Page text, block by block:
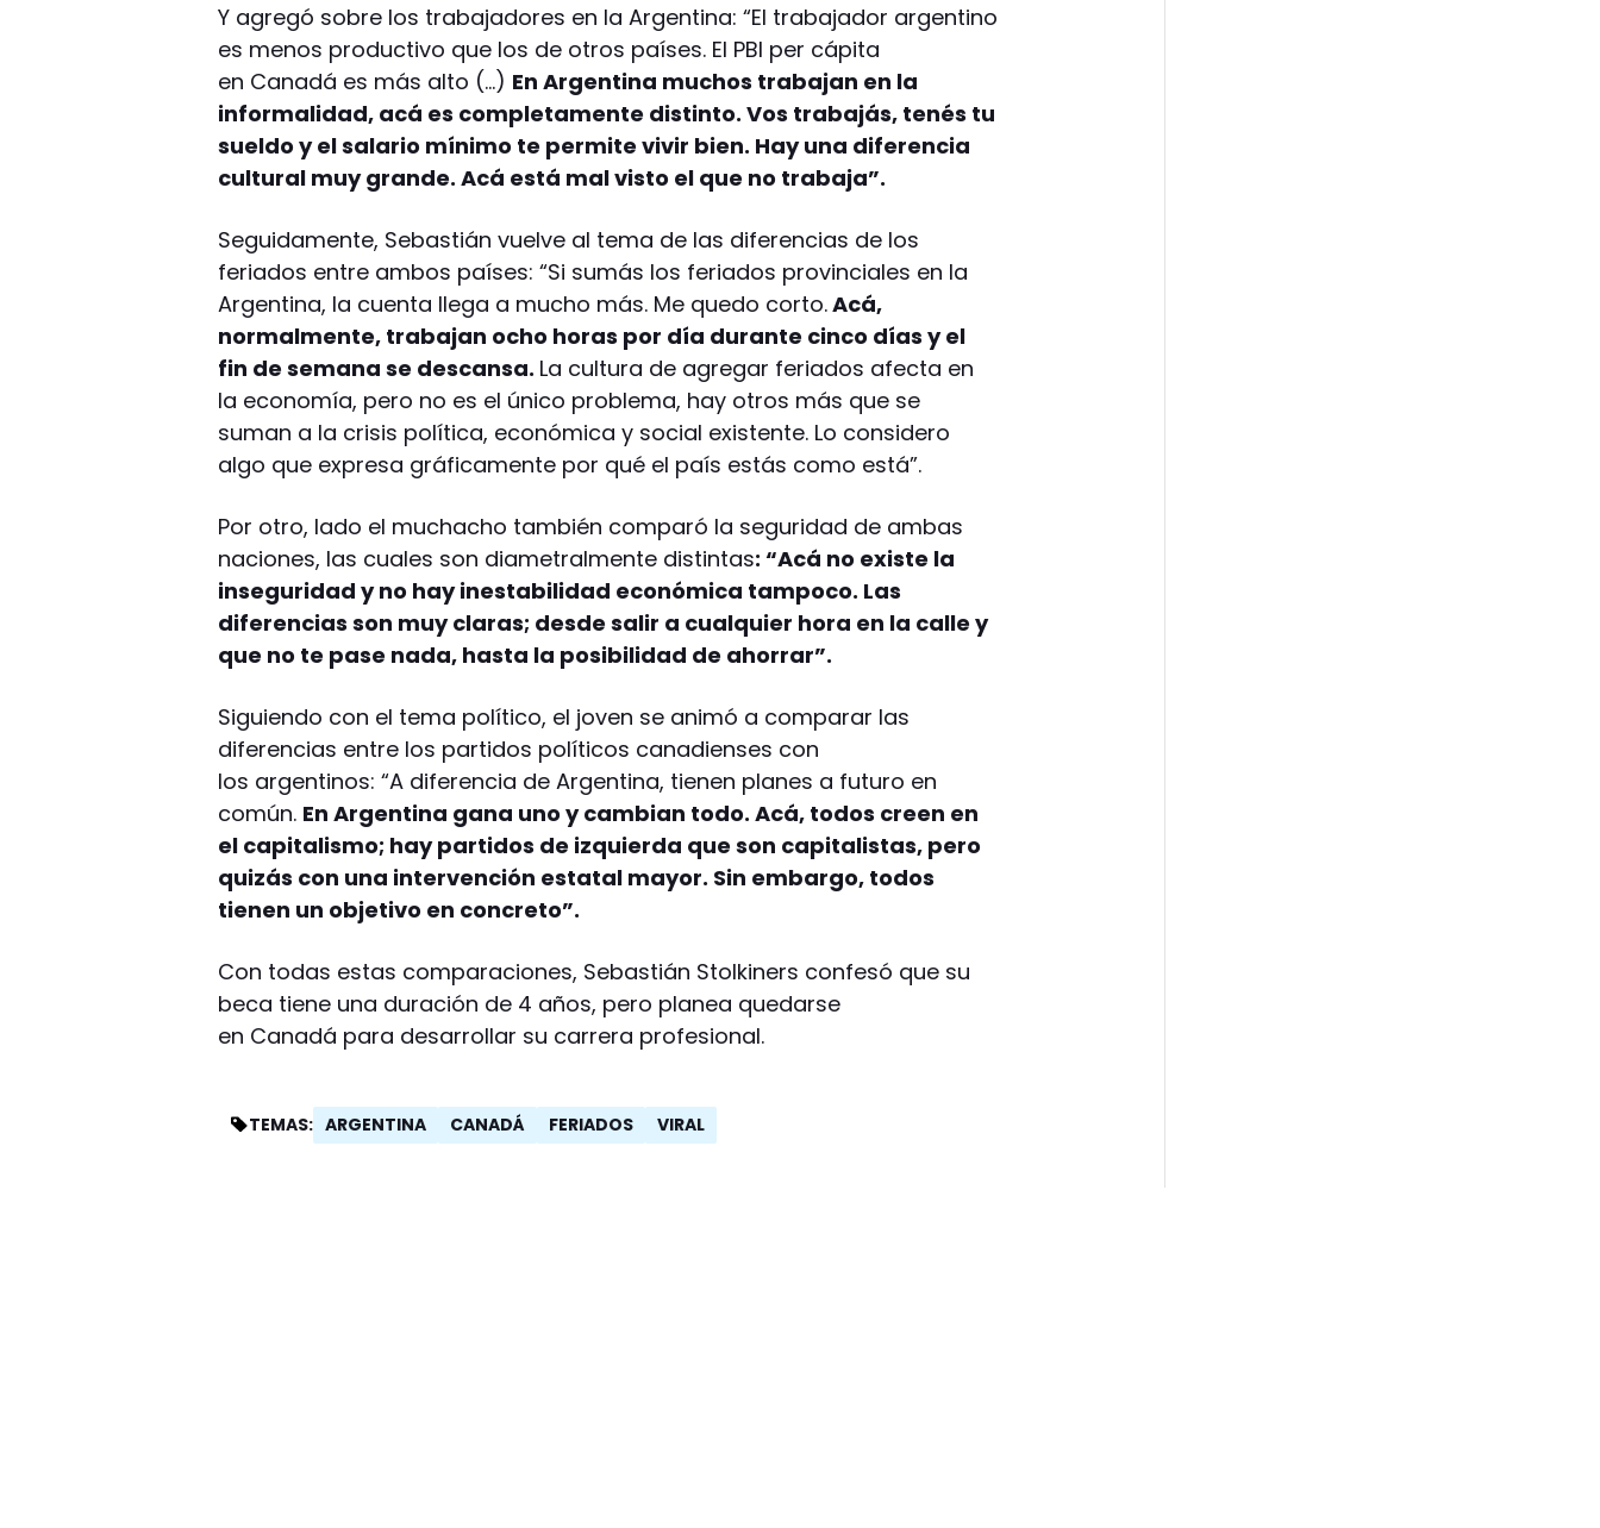
Y agregó sobre los trabajadores en la Argentina: “El trabajador argentino
es menos productivo que los de otros países. El PBI per cápita
en Canadá es más alto (…) En Argentina muchos trabajan en la
informalidad, acá es completamente distinto. Vos trabajás, tenés tu
sueldo y el salario mínimo te permite vivir bien. Hay una diferencia
cultural muy grande. Acá está mal visto el que no trabaja”.
Seguidamente, Sebastián vuelve al tema de las diferencias de los
feriados entre ambos países: “Si sumás los feriados provinciales en la
Argentina, la cuenta llega a mucho más. Me quedo corto.Acá,
normalmente, trabajan ocho horas por día durante cinco días y el
fin de semana se descansa. La cultura de agregar feriados afecta en
la economía, pero no es el único problema, hay otros más que se
suman a la crisis política, económica y social existente. Lo considero
algo que expresa gráficamente por qué el país estás como está”.
Por otro, lado el muchacho también comparó la seguridad de ambas
naciones, las cuales son diametralmente distintas: “Acá no existe la
inseguridad y no hay inestabilidad económica tampoco. Las
diferencias son muy claras; desde salir a cualquier hora en la calle y
que no te pase nada, hasta la posibilidad de ahorrar”.
Siguiendo con el tema político, el joven se animó a comparar las
diferencias entre los partidos políticos canadienses con
los argentinos: “A diferencia de Argentina, tienen planes a futuro en
común. En Argentina gana uno y cambian todo. Acá, todos creen en
el capitalismo; hay partidos de izquierda que son capitalistas, pero
quizás con una intervención estatal mayor. Sin embargo, todos
tienen un objetivo en concreto”.
Con todas estas comparaciones, Sebastián Stolkiners confesó que su
beca tiene una duración de 4 años, pero planea quedarse
en Canadá para desarrollar su carrera profesional.
TEMAS: ARGENTINA CANADÁ FERIADOS VIRAL